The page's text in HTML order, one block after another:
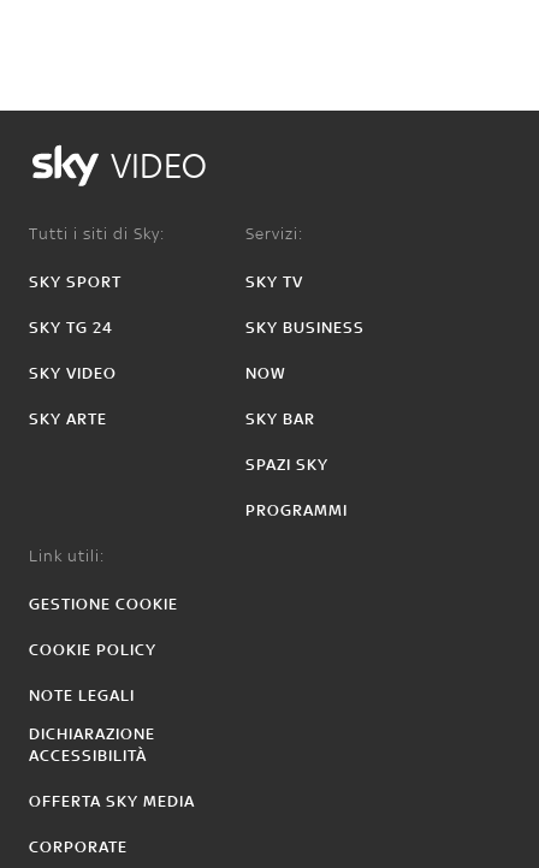
VIDEO
Tutti i siti di Sky:
SKY SPORT
SKY TG 24
SKY VIDEO
SKY ARTE
Servizi:
SKY TV
SKY BUSINESS
NOW
SKY BAR
SPAZI SKY
PROGRAMMI
Link utili:
GESTIONE COOKIE
COOKIE POLICY
NOTE LEGALI
DICHIARAZIONE
ACCESSIBILITÀ
OFFERTA SKY MEDIA
CORPORATE